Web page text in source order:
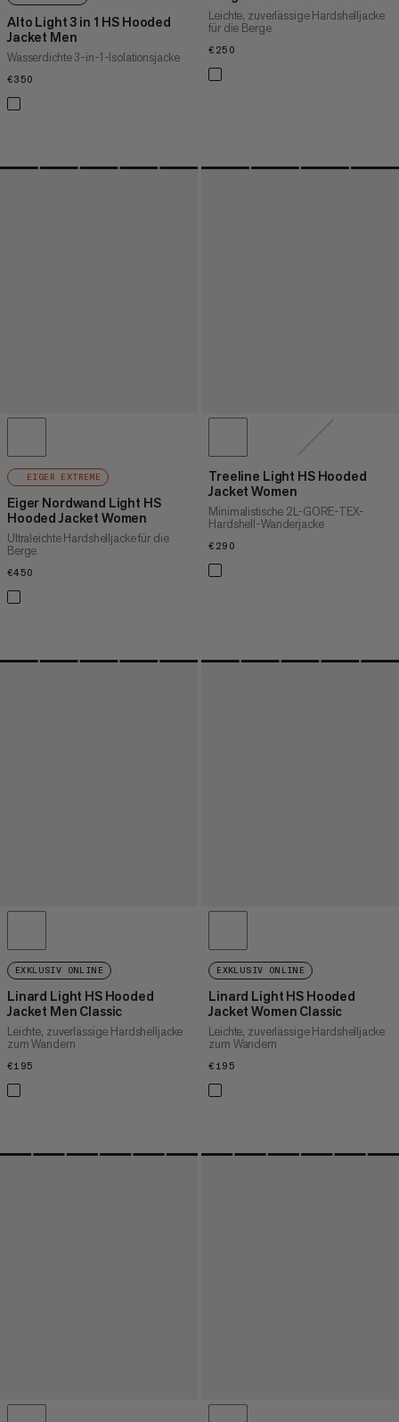
Alto Light 3 in 1 HS Hooded
Jacket Men
Wasserdichte 3-in-1-Isolationsjacke
€350
Leichte, zuverlässige Hardshelljacke
für die Berge
€250
EIGER EXTREME
Eiger Nordwand Light HS
Hooded Jacket Women
Ultraleichte Hardshelljacke für die
Berge
€450
Treeline Light HS Hooded
Jacket Women
Minimalistische 2L-GORE-TEX-
Hardshell-Wanderjacke
€290
EXKLUSIV ONLINE
Linard Light HS Hooded
Jacket Men Classic
Leichte, zuverlässige Hardshelljacke
zum Wandern
€195
EXKLUSIV ONLINE
Linard Light HS Hooded
Jacket Women Classic
Leichte, zuverlässige Hardshelljacke
zum Wandern
€195